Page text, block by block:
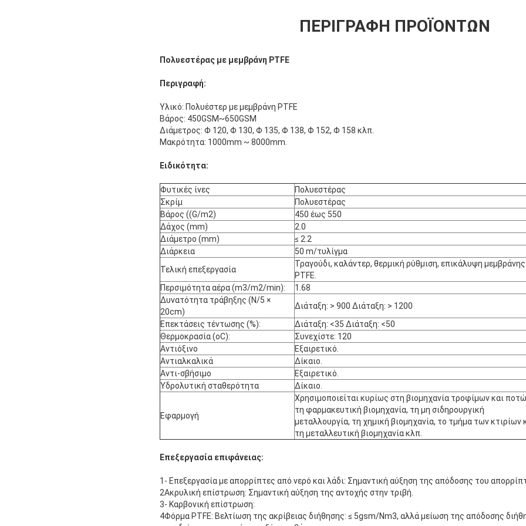
ΠΕΡΙΓΡΑΦΉ ΠΡΟΪΌΝΤΩΝ
Πολυεστέρας με μεμβράνη PTFE
Περιγραφή:
Υλικό: Πολυέστερ με μεμβράνη PTFE
Βάρος: 450GSM~650GSM
Διάμετρος: Φ 120, Φ 130, Φ 135, Φ 138, Φ 152, Φ 158 κλπ.
Μακρότητα: 1000mm ~ 8000mm.
Ειδικότητα:
Φυτικές ίνες
Πολυεστέρας
Σκρίμ
Πολυεστέρας
Βάρος ((G/m2)
450 έως 550
Δάχος (mm)
2.0
Διάμετρο (mm)
≤ 2.2
Διάρκεια
50 m/τυλίγμα
Τελική επεξεργασία
Τραγούδι, καλάντερ, θερμική ρύθμιση, επικάλυψη μεμβράνης
PTFE.
Περσιμότητα αέρα (m3/m2/min):
1.68
Δυνατότητα τράβηξης (N/5 ×
20cm)
Διάταξη: > 900 Διάταξη: > 1200
Επεκτάσεις τέντωσης (%):
Διάταξη: <35 Διάταξη: <50
Θερμοκρασία (oC):
Συνεχίστε: 120
Αντιόξινο
Εξαιρετικό.
Αντιαλκαλικά
Δίκαιο.
Αντι-σβήσιμο
Εξαιρετικό.
Υδρολυτική σταθερότητα
Δίκαιο.
Εφαρμογή
Χρησιμοποιείται κυρίως στη βιομηχανία τροφίμων και
τη φαρμακευτική βιομηχανία, τη μη σιδηρουργική
μεταλλουργία, τη χημική βιομηχανία, το τμήμα των κτιρίων
τη μεταλλευτική βιομηχανία κλπ.
Επεξεργασία επιφάνειας:
1- Επεξεργασία με απορρίπτες από νερό και λάδι: Σημαντική αύξηση της απόδοσης του
2Ακρυλική επίστρωση: Σημαντική αύξηση της αντοχής στην τριβή.
3- Καρβονική επίστρωση:
4Φόρμα PTFE: Βελτίωση της ακρίβειας διήθησης: ≤ 5gsm/Nm3, αλλά μείωση της απόδοσης